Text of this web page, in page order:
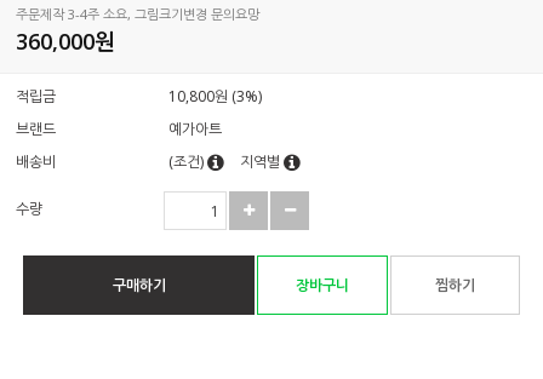
주문제작 3-4주 소요, 그림크기변경 문의요망
360,000원
적립금
10,800원 (3%)
브랜드
예가아트
배송비
(조건) 지역별
수량
구매하기 장바구니 찜하기